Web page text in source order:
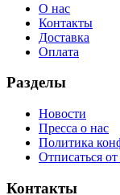
О нас
Контакты
Доставка
Оплата
Разделы
Новости
Пресса о нас
Политика
Отписаться
Контакты